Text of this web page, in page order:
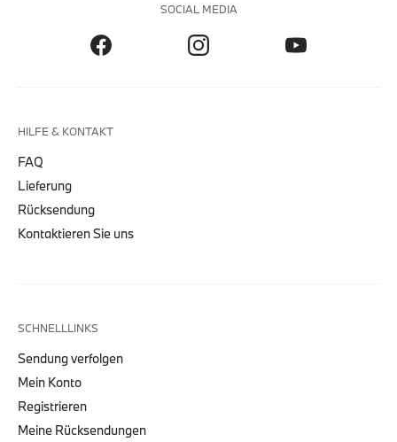
SOCIAL MEDIA
HILFE & KONTAKT
FAQ
Lieferung
Rücksendung
Kontaktieren Sie uns
SCHNELLLINKS
Sendung verfolgen
Mein Konto
Registrieren
Meine Rücksendungen